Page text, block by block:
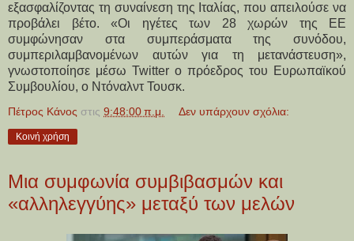
εξασφαλίζοντας τη συναίνεση της Ιταλίας, που απειλούσε να
προβάλει βέτο. «Οι ηγέτες των 28 χωρών της ΕΕ
συμφώνησαν στα συμπεράσματα της συνόδου,
συμπεριλαμβανομένων αυτών για τη μετανάστευση»,
γνωστοποίησε μέσω Twitter ο πρόεδρος του Ευρωπαϊκού
Συμβουλίου, ο Ντόναλντ Τουσκ.
Πέτρος Κάνος στις 9:48:00 π.μ. Δεν υπάρχουν σχόλια:
Κοινή χρήση
Μια συμφωνία συμβιβασμών και
«αλληλεγγύης» μεταξύ των μελών